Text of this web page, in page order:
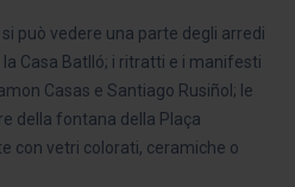
può vedere una parte degli arredi
Casa Batlló; i ritratti e i manifesti
Casas e Santiago Rusiñol; le
della fontana della Plaça
con vetri colorati, ceramiche o